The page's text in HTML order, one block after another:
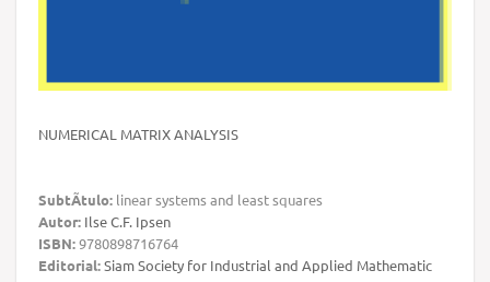
NUMERICAL MATRIX ANALYSIS
SubtÃ­tulo: linear systems and least squares
Autor: Ilse C.F. Ipsen
ISBN:9780898716764
Editorial:Siam Society for Industrial and Applied Mathematic